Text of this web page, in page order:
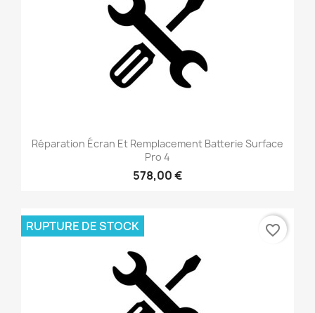
Réparation Écran Et Remplacement Batterie Surface
Pro 4
578,00 €
RUPTURE DE STOCK favorite_border